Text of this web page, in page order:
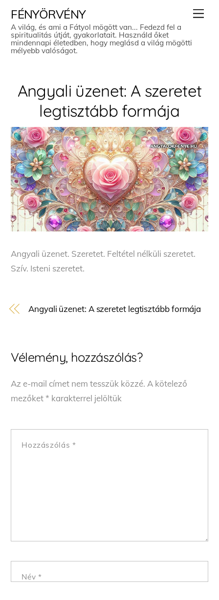
content
FÉNYÖRVÉNY
A világ, és ami a Fátyol mögött van... Fedezd fel a
spiritualitás útját, gyakorlatait. Használd őket
mindennapi életedben, hogy meglásd a világ mögötti
mélyebb valóságot.
Angyali üzenet: A szeretet
legtisztább formája
Angyali üzenet. Szeretet. Feltétel nélküli szeretet.
Szív. Isteni szeretet.
Angyali üzenet: A szeretet legtisztább formája
Vélemény, hozzászólás?
Az e-mail címet nem tesszük közzé. A kötelező
mezőket* karakterrel jelöltük
Hozzászólás *
Név *